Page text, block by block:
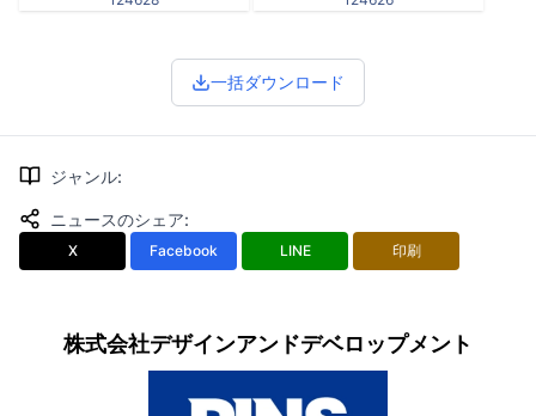
一括ダウンロード
ジャンル:
ニュースのシェア:
X Facebook LINE 印刷
株式会社デザインアンドデベロップメント